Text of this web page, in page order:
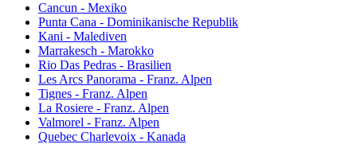
Cancun - Mexiko
Punta Cana - Dominikanische Republik
Kani - Malediven
Marrakesch - Marokko
Rio Das Pedras - Brasilien
Les Arcs Panorama - Franz. Alpen
Tignes - Franz. Alpen
La Rosiere - Franz. Alpen
Valmorel - Franz. Alpen
Quebec Charlevoix - Kanada